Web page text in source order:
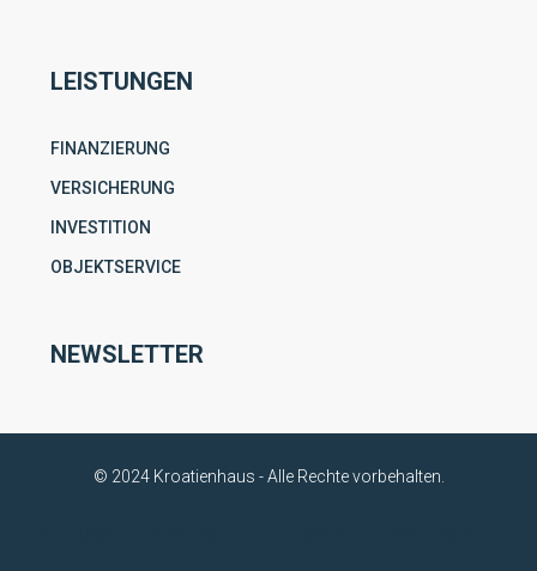
LEISTUNGEN
FINANZIERUNG
VERSICHERUNG
INVESTITION
OBJEKTSERVICE
NEWSLETTER
© 2024 Kroatienhaus - Alle Rechte vorbehalten.